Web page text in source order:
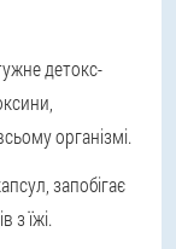
детокс-
організмі.
запобігає
з їжі.